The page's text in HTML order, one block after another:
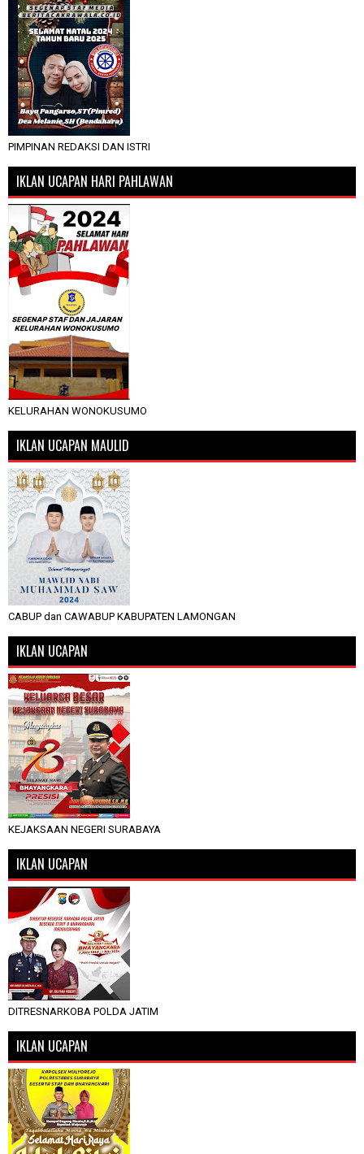
PIMPINAN REDAKSI DAN ISTRI
IKLAN UCAPAN HARI PAHLAWAN
KELURAHAN WONOKUSUMO
IKLAN UCAPAN MAULID
CABUP dan CAWABUP KABUPATEN LAMONGAN
IKLAN UCAPAN
KEJAKSAAN NEGERI SURABAYA
IKLAN UCAPAN
DITRESNARKOBA POLDA JATIM
IKLAN UCAPAN